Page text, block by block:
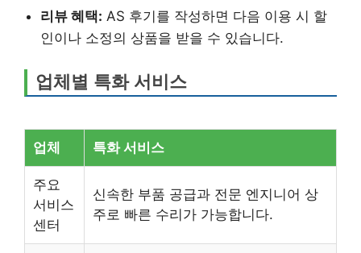
리뷰 혜택: AS 후기를 작성하면 다음 이용 시 할
인이나 소정의 상품을 받을 수 있습니다.
업체별 특화 서비스
업체 특화 서비스
주요
서비스
센터
신속한 부품 공급과 전문 엔지니어 상
주로 빠른 수리가 가능합니다.